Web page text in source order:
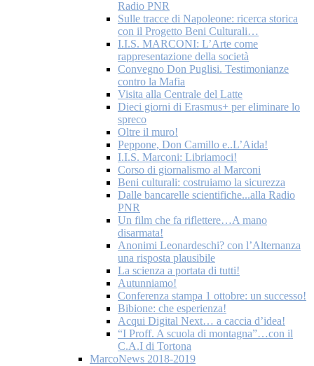
Radio PNR
Sulle tracce di Napoleone: ricerca storica
con il Progetto Beni Culturali…
I.I.S. MARCONI: L’Arte come
rappresentazione della società
Convegno Don Puglisi. Testimonianze
contro la Mafia
Visita alla Centrale del Latte
Dieci giorni di Erasmus+ per eliminare lo
spreco
Oltre il muro!
Peppone, Don Camillo e..L’Aida!
I.I.S. Marconi: Libriamoci!
Corso di giornalismo al Marconi
Beni culturali: costruiamo la sicurezza
Dalle bancarelle scientifiche...alla Radio
PNR
Un film che fa riflettere…A mano
disarmata!
Anonimi Leonardeschi? con l’Alternanza
una risposta plausibile
La scienza a portata di tutti!
Autunniamo!
Conferenza stampa 1 ottobre: un successo!
Bibione: che esperienza!
Acqui Digital Next… a caccia d’idea!
“I Proff. A scuola di montagna”…con il
C.A.I di Tortona
MarcoNews 2018-2019